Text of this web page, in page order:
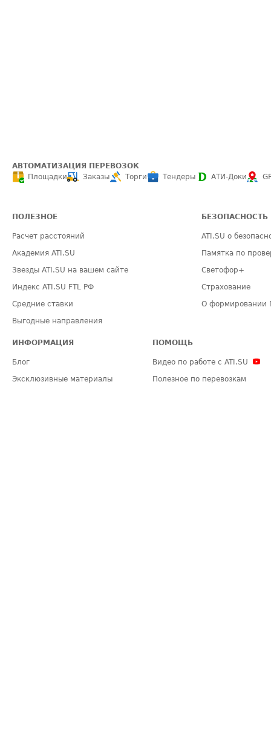
АВТОМАТИЗАЦИЯ ПЕРЕВОЗОК
Площадки
Заказы Торги Тендеры АТИ-Доки
ПОЛЕЗНОЕ
Расчет расстояний
Академия ATI.SU
Звезды ATI.SU на вашем сайте
Индекс ATI.SU FTL РФ
Средние ставки
Выгодные направления
БЕЗОПАСНОСТЬ
ATI.SU о
Памятка по
Светофор+
Страхование
О формировании
ИНФОРМАЦИЯ
Блог
Эксклюзивные материалы
ПОМОЩЬ
Видео по работе с ATI.SU
Полезное по перевозкам